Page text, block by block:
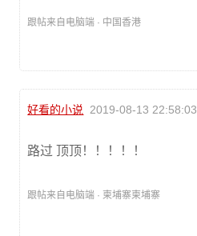
跟帖来自电脑端 · 中国香港
好看的小说 2019-08-13 22:58:03
路过 顶顶！！！！！
跟帖来自电脑端 · 柬埔寨柬埔寨